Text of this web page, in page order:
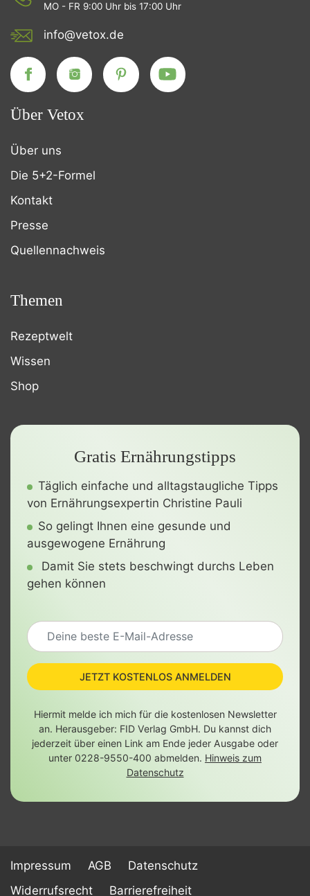
MO - FR 9:00 Uhr bis 17:00 Uhr
info@vetox.de
Über Vetox
Über uns
Die 5+2-Formel
Kontakt
Presse
Quellennachweis
Themen
Rezeptwelt
Wissen
Shop
Gratis Ernährungstipps
Täglich einfache und alltagstaugliche Tipps
von Ernährungsexpertin Christine Pauli
So gelingt Ihnen eine gesunde und
ausgewogene Ernährung
Damit Sie stets beschwingt durchs Leben
gehen können
JETZT KOSTENLOS ANMELDEN
Hiermit melde ich mich für die kostenlosen Newsletter
an. Herausgeber: FID Verlag GmbH. Du kannst dich
jederzeit über einen Link am Ende jeder Ausgabe oder
unter 0228-9550-400 abmelden. Hinweis zum
Datenschutz
Impressum AGB
Datenschutz
Widerrufsrecht
Barrierefreiheit